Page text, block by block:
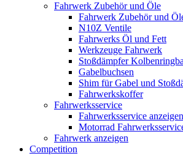
Fahrwerk Zubehör und Öle
Fahrwerk Zubehör und
N10Z Ventile
Fahrwerks Öl und Fett
Werkzeuge Fahrwerk
Stoßdämpfer
Gabelbuchsen
Shim für Gabel und
Fahrwerkskoffer
Fahrwerksservice
Fahrwerksservice anzeigen
Motorrad
Fahrwerk anzeigen
Competition